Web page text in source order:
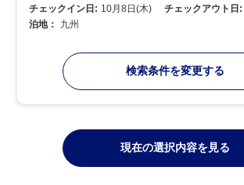
チェックイン日: 10月8日(木) チェックアウト日:
泊地：
九州
検索条件を変更する
現在の選択内容を見る